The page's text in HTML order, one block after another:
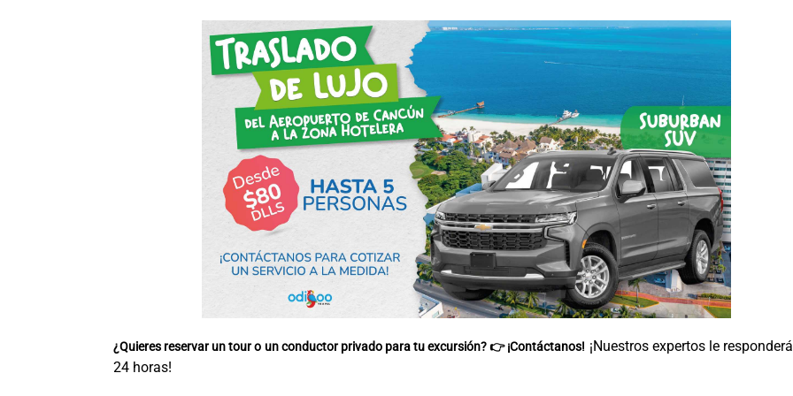
¿Quieres reservar un tour o un conductor privadopara tu excursión? 👉¡Contáctanos! ¡Nuestros expertos le
24 horas!